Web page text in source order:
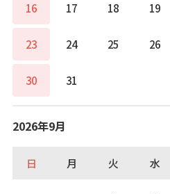
16 17 18 19
23 24 25 26
30 31
2026年9月
日 月 火 水